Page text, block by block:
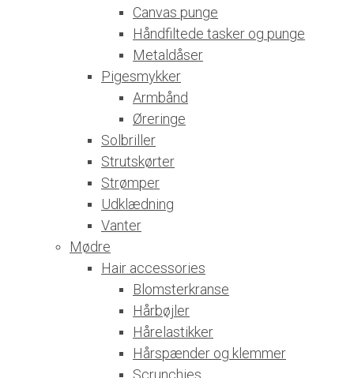
Canvas punge
Håndfiltede tasker og punge
Metaldåser
Pigesmykker
Armbånd
Øreringe
Solbriller
Strutskørter
Strømper
Udklædning
Vanter
Mødre
Hair accessories
Blomsterkranse
Hårbøjler
Hårelastikker
Hårspænder og klemmer
Scrunchies